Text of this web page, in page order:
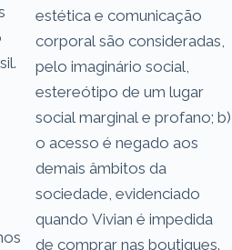
estética e comunicação
corporal são consideradas,
pelo imaginário social,
estereótipo de um lugar
social marginal e profano; b)
o acesso é negado aos
demais âmbitos da
sociedade, evidenciado
quando Vivian é impedida
de comprar nas boutiques.